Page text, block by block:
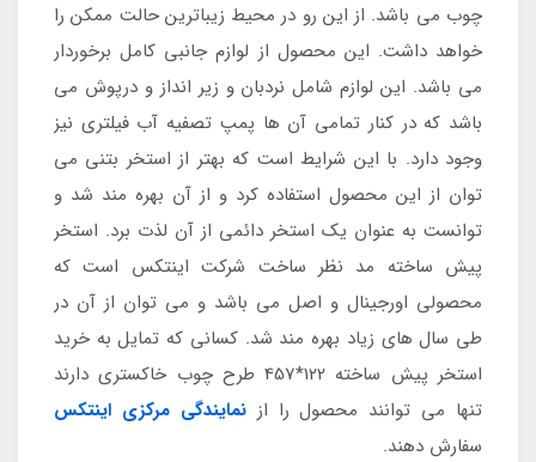
چوب می باشد. از این رو در محیط زیباترین حالت ممکن را
خواهد داشت. این محصول از لوازم جانبی کامل برخوردار
می باشد. این لوازم شامل نردبان و زیر انداز و درپوش می
باشد که در کنار تمامی آن ها پمپ تصفیه آب فیلتری نیز
وجود دارد. با این شرایط است که بهتر از استخر بتنی می
توان از این محصول استفاده کرد و از آن بهره مند شد و
توانست به عنوان یک استخر دائمی از آن لذت برد. استخر
پیش ساخته مد نظر ساخت شرکت اینتکس است که
محصولی اورجینال و اصل می باشد و می توان از آن در
طی سال های زیاد بهره مند شد. کسانی که تمایل به خرید
استخر پیش ساخته 122*457 طرح چوب خاکستری دارند
تنها می توانند محصول را ازنمایندگی مرکزی اینتکس
سفارش دهند.